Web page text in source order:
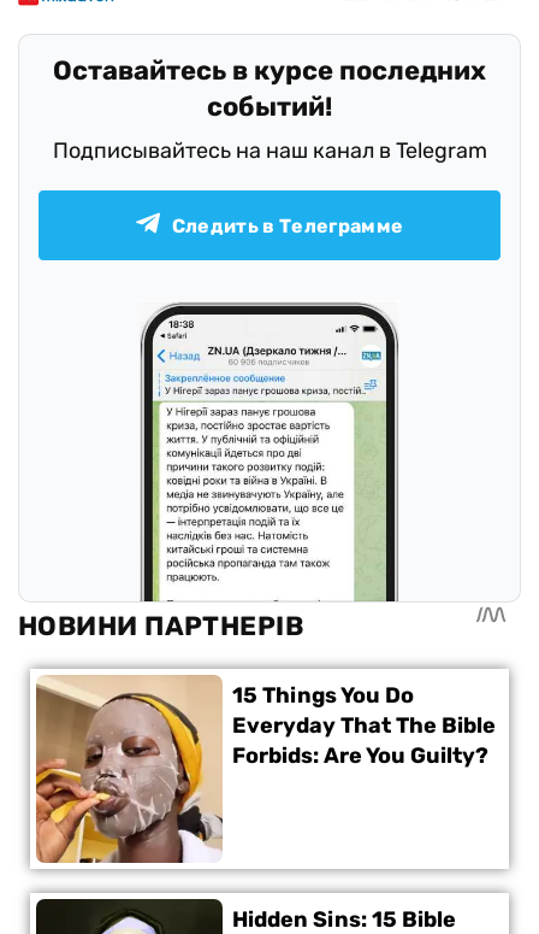
Оставайтесь в курсе последних
событий!
Подписывайтесь на наш канал в Telegram
Следить в Телеграмме